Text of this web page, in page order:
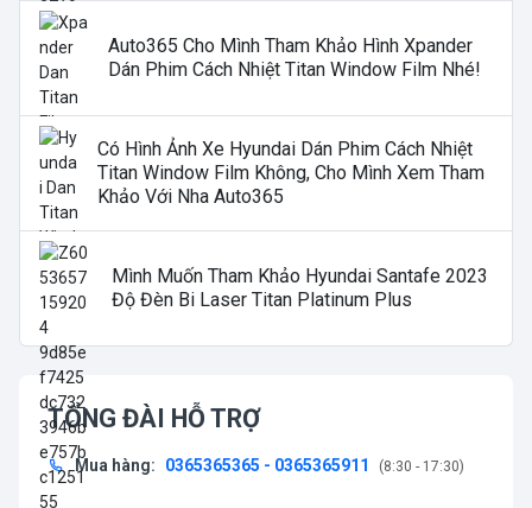
Auto365 Cho Mình Tham Khảo Hình Xpander
Dán Phim Cách Nhiệt Titan Window Film Nhé!
Có Hình Ảnh Xe Hyundai Dán Phim Cách Nhiệt
Titan Window Film Không, Cho Mình Xem Tham
Khảo Với Nha Auto365
Mình Muốn Tham Khảo Hyundai Santafe 2023
Độ Đèn Bi Laser Titan Platinum Plus
TỔNG ĐÀI HỖ TRỢ
Mua hàng: 0365365365 - 0365365911 (8:30 - 17:30)